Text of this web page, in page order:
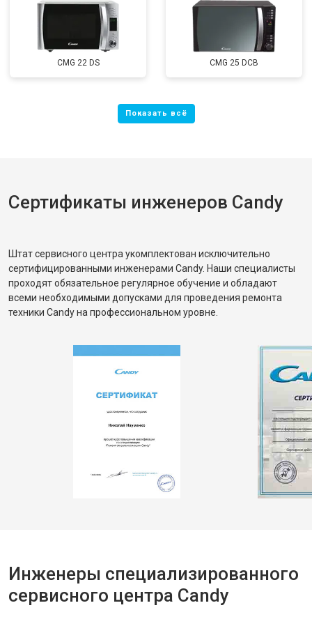
CMG 22 DS CMG 25 DCB
Сертификаты инженеров Candy
Штат сервисного центра укомплектован исключительно
сертифицированными инженерами Candy. Наши специалисты
проходят обязательное регулярное обучение и обладают
всеми необходимыми допусками для проведения ремонта
техники Candy на профессиональном уровне.
Инженеры специализированного
сервисного центра Candy